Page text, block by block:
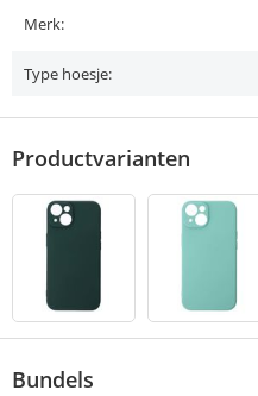
Merk:
Type hoesje:
Productvarianten
Bundels